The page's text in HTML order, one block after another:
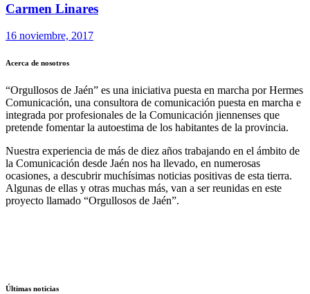
Carmen Linares
16 noviembre, 2017
Acerca de nosotros
“Orgullosos de Jaén” es una iniciativa puesta en marcha por Hermes
Comunicación, una consultora de comunicación puesta en marcha e
integrada por profesionales de la Comunicación jiennenses que
pretende fomentar la autoestima de los habitantes de la provincia.
Nuestra experiencia de más de diez años trabajando en el ámbito de
la Comunicación desde Jaén nos ha llevado, en numerosas
ocasiones, a descubrir muchísimas noticias positivas de esta tierra.
Algunas de ellas y otras muchas más, van a ser reunidas en este
proyecto llamado “Orgullosos de Jaén”.
Últimas noticias